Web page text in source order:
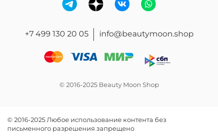
+7 499 130 20 05 info@beautymoon.shop
© 2016-2025 Beauty Moon Shop
© 2016-2025 Любое использование контента без
письменного разрешения запрещено